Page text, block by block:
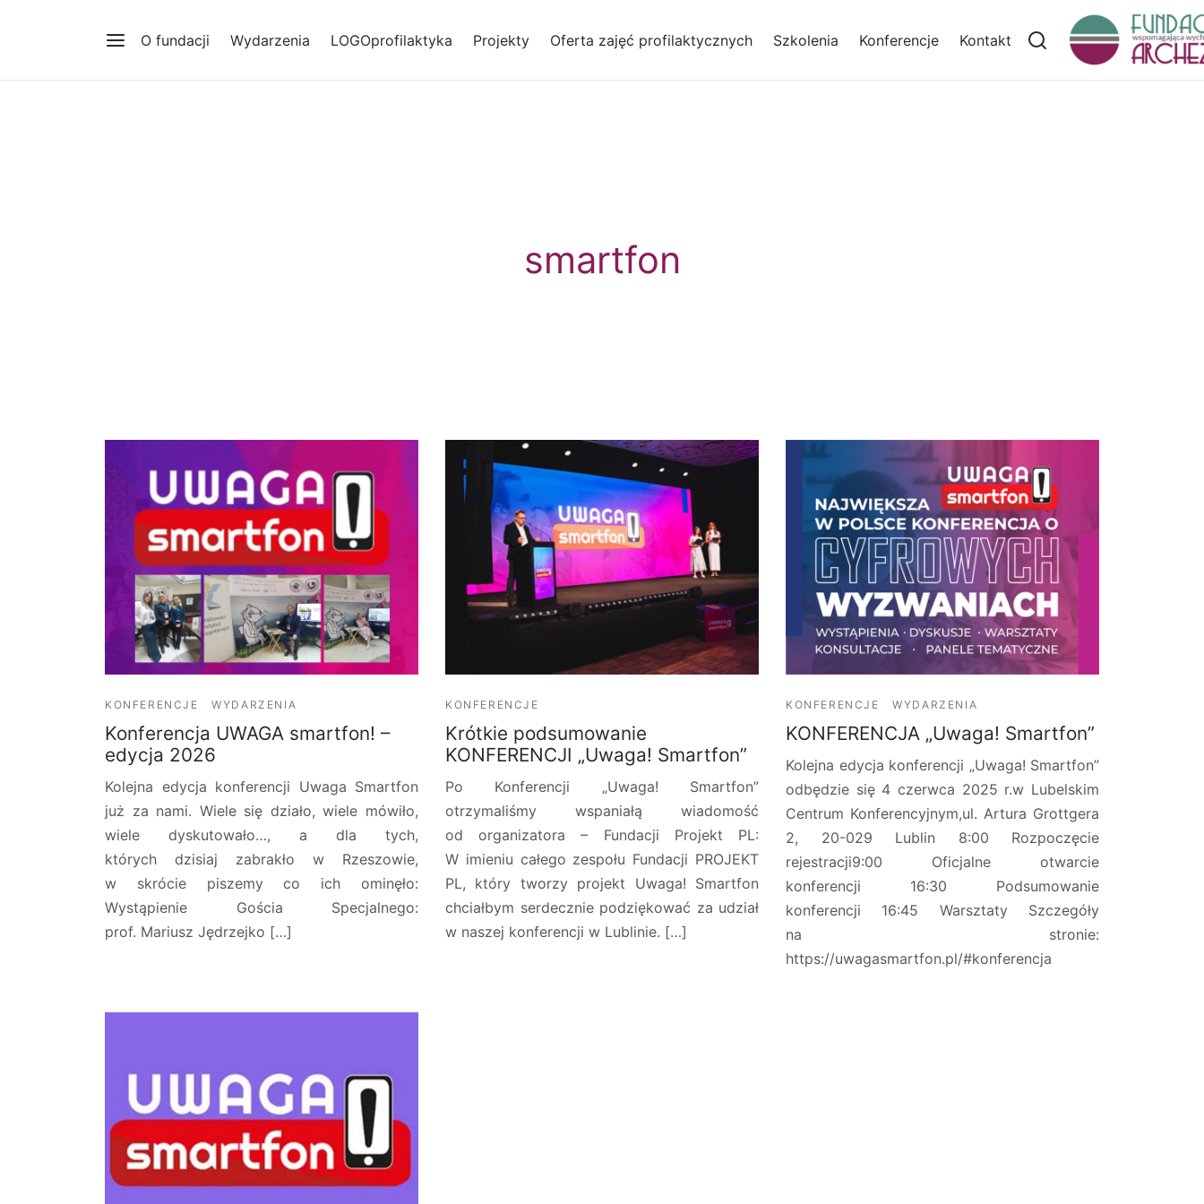
O fundacji Wydarzenia LOGOprofilaktyka Projekty Oferta zajęć profilaktycznych Szkolenia Konferencje Kontakt
smartfon
KONFERENCJE WYDARZENIA
Konferencja UWAGA smartfon! –
edycja 2026
Kolejna edycja konferencji Uwaga Smartfon
już za nami. Wiele się działo, wiele mówiło,
wiele dyskutowało…, a dla tych,
których dzisiaj zabrakło w Rzeszowie,
w skrócie piszemy co ich ominęło:
Wystąpienie Gościa Specjalnego:
prof. Mariusz Jędrzejko […]
KONFERENCJE
Krótkie podsumowanie
KONFERENCJI „Uwaga! Smartfon”
Po Konferencji „Uwaga! Smartfon”
otrzymaliśmy wspaniałą wiadomość
od organizatora – Fundacji Projekt PL:
W imieniu całego zespołu Fundacji PROJEKT
PL, który tworzy projekt Uwaga! Smartfon
chciałbym serdecznie podziękować za udział
w naszej konferencji w Lublinie. […]
KONFERENCJE WYDARZENIA
KONFERENCJA „Uwaga! Smartfon”
Kolejna edycja konferencji „Uwaga! Smartfon”
odbędzie się 4 czerwca 2025 r.w Lubelskim
Centrum Konferencyjnym,ul. Artura Grottgera
2, 20-029 Lublin 8:00 Rozpoczęcie
rejestracji9:00 Oficjalne otwarcie
konferencji 16:30 Podsumowanie
konferencji 16:45 Warsztaty Szczegóły
na stronie:
https://uwagasmartfon.pl/#konferencja